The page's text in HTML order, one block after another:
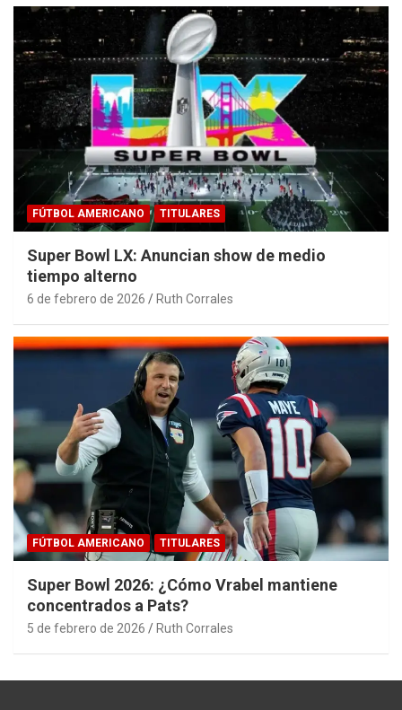
FÚTBOL AMERICANO TITULARES
Super Bowl LX: Anuncian show de medio
tiempo alterno
6 de febrero de 2026 Ruth Corrales
FÚTBOL AMERICANO TITULARES
Super Bowl 2026: ¿Cómo Vrabel mantiene
concentrados a Pats?
5 de febrero de 2026 Ruth Corrales